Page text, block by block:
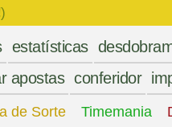
estatísticas
apostas conferidor
de Sorte Timemania